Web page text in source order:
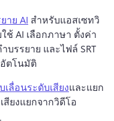
าย AI สำหรับแอสเซทวิ
ช้ AI เลือกภาษา ตั้งค่า
บรรยาย และไฟล์ SRT
ตโนมัติ
เลื่อนระดับเสียงและแยก
สียงแยกจากวิดีโอ